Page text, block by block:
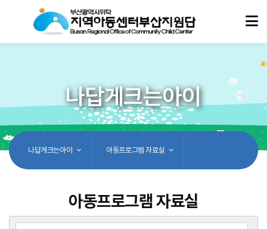
나답게크는아이
나답게크는아이 아동프로그램 자료실
아동프로그램 자료실